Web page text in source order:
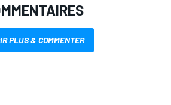
PLUS & COMMENTER